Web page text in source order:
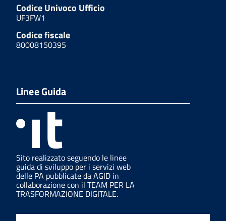
Codice Univoco Ufficio
UF3FW1
Codice fiscale
80008150395
Linee Guida
Sito realizzato seguendo le linee
guida di sviluppo per i servizi web
delle PA pubblicate da AGID in
collaborazione con il TEAM PER LA
TRASFORMAZIONE DIGITALE.